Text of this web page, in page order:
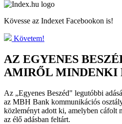
Kövesse az Indexet Facebookon is!
Követem!
AZ EGYENES
AMIRŐL MINDENKI
Az „Egyenes Beszéd" legutóbbi
az MBH Bank kommunikációs
közleményt adott ki, amelyben cáfolt
az élő adásban feltárt.